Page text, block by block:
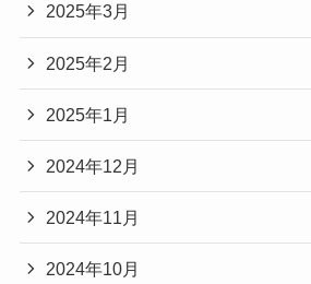
2025年3月
2025年2月
2025年1月
2024年12月
2024年11月
2024年10月